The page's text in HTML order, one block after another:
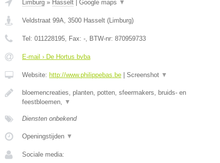
Limburg » Hasselt Google maps ▼
Veldstraat 99A, 3500 Hasselt (Limburg)
Tel: 011228195, Fax: -, BTW-nr: 870959733
E-mail › De Hortus bvba
Website: http://www.philippebas.be Screenshot ▼
bloemencreaties, planten, potten, sfeermakers, bruids- en
feestbloemen, ▼
Diensten onbekend
Openingstijden ▼
Sociale media: